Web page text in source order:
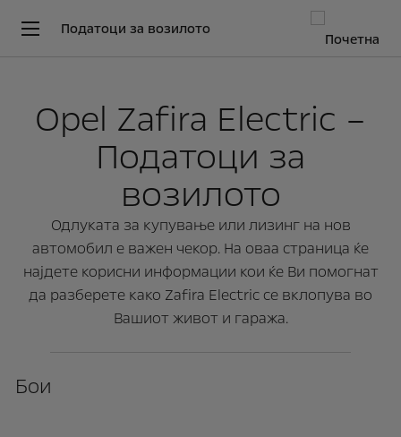
Податоци за возилото
Opel Zafira Electric –
Податоци за
возилото
Одлуката за купување или лизинг на нов
автомобил е важен чекор. На оваа страница ќе
најдете корисни информации кои ќе Ви помогнат
да разберете како Zafira Electric се вклопува во
Вашиот живот и гаража.
Бои